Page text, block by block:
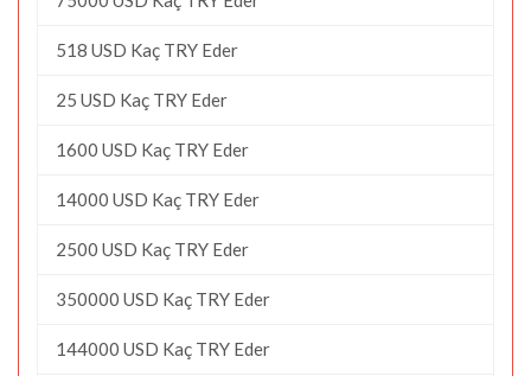
518 USD Kaç TRY Eder
25 USD Kaç TRY Eder
1600 USD Kaç TRY Eder
14000 USD Kaç TRY Eder
2500 USD Kaç TRY Eder
350000 USD Kaç TRY Eder
144000 USD Kaç TRY Eder